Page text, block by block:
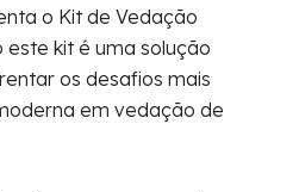
o Kit de Vedação
este kit é uma solução
os desafios mais
em vedação de